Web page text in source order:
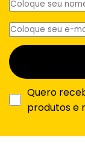
Quero
produtos e